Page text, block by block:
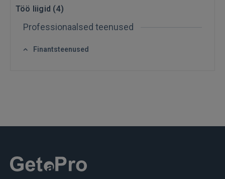
FACEBOOK
Töö liigid (4)
Professionaalsed teenused
Finantsteenused